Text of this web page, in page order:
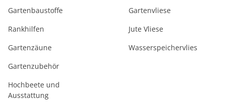
Gartenbaustoffe
Rankhilfen
Gartenzäune
Gartenzubehör
Hochbeete und
Ausstattung
Gartenvliese
Jute Vliese
Wasserspeichervlies